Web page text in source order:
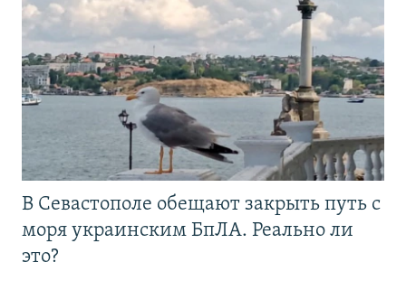
В Севастополе обещают закрыть путь с
моря украинским БпЛА. Реально ли
это?